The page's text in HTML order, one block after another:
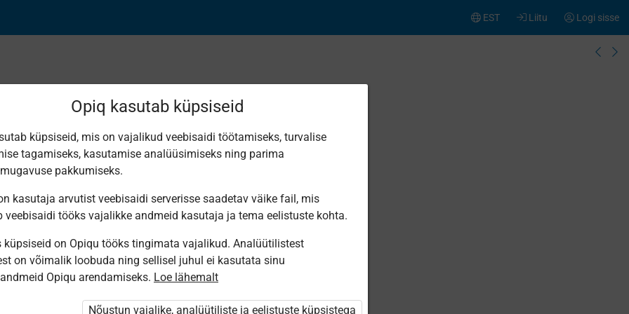
Logi sisse
Liitu
EST
ole Opiqusse sisse logitud.
paketi „Erakasutaja 2024/25”
Opiq kasutab küpsiseid
küpsiseid, mis on vajalikud veebisaidi töötamiseks, turvalise
tagamiseks, kasutamise analüüsimiseks ning parima
pakkumiseks.
kasutaja arvutist veebisaidi serverisse saadetav väike fail, mis
veebisaidi tööks vajalikke andmeid kasutaja ja tema eelistuste kohta.
küpsiseid on Opiqu tööks tingimata vajalikud. Analüütilistest
on võimalik loobuda ning sellisel juhul ei kasutata sinu
Opiqu arendamiseks. Loe lähemalt
Nõustun vajalike, analüütiliste ja eelistuste küpsistega